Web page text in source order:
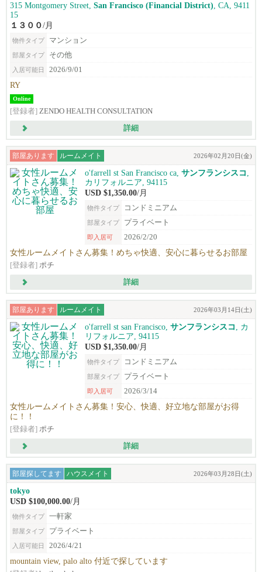
315 Montgomery Street, San Francisco (Financial District) , CA, 9411
15
１３００/月
物件タイプ マンション
部屋タイプ その他
入居可能日 2026/9/01
RY
Online
[登録者] ZENDO HEALTH CONSULTATION
詳細
部屋あります ルームメイト 2026年02月20日(金)
o'farrell st San Francisco ca, サンフランシスコ
カリフォルニア, 94115
USD $1,350.00/月
物件タイプ コンドミニアム
部屋タイプ プライベート
即入居可 2026/2/20
女性ルームメイトさん募集！めちゃ快適、安心に暮らせるお部屋
[登録者] ポチ
詳細
部屋あります ルームメイト 2026年03月14日(土)
o'farrell st san Francisco, サンフランシスコ
, カ
リフォルニア, 94115
USD $1,350.00/月
物件タイプ コンドミニアム
部屋タイプ プライベート
即入居可 2026/3/14
女性ルームメイトさん募集！安心、快適、好立地な部屋がお得
に！！
[登録者] ポチ
詳細
部屋探してます ハウスメイト 2026年03月28日(土)
tokyo
USD $100,000.00/月
物件タイプ 一軒家
部屋タイプ プライベート
入居可能日 2026/4/21
mountain view, palo alto 付近で探しています